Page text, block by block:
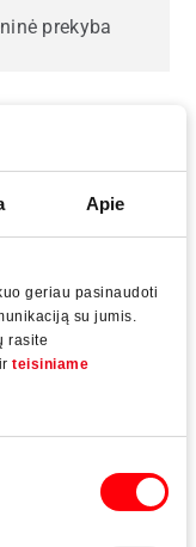
Apie
geriau pasinaudoti
su jumis.
rasite
ir teisiniame
prekyba